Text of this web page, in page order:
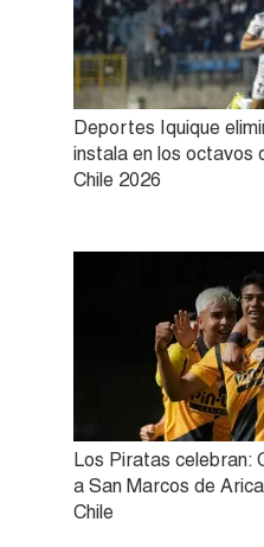
Deportes Iquique
instala en los octavos
Chile 2026
Los Piratas celebran:
a San Marcos de
Chile